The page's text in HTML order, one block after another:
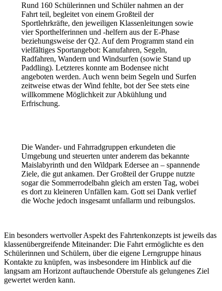
Rund 160 Schülerinnen und Schüler nahmen an der
Fahrt teil, begleitet von einem Großteil der
Sportlehrkräfte, den jeweiligen Klassenleitungen sowie
vier Sporthelferinnen und -helfern aus der E-Phase
beziehungsweise der Q2. Auf dem Programm stand ein
vielfältiges Sportangebot: Kanufahren, Segeln,
Radfahren, Wandern und Windsurfen (sowie Stand up
Paddling). Letzteres konnte am Bodensee nicht
angeboten werden. Auch wenn beim Segeln und Surfen
zeitweise etwas der Wind fehlte, bot der See stets eine
willkommene Möglichkeit zur Abkühlung und
Erfrischung.
Die Wander- und Fahrradgruppen erkundeten die
Umgebung und steuerten unter anderem das bekannte
Maislabyrinth und den Wildpark Edersee an – spannende
Ziele, die gut ankamen. Der Großteil der Gruppe nutzte
sogar die Sommerrodelbahn gleich am ersten Tag, wobei
es dort zu kleineren Unfällen kam. Gott sei Dank verlief
die Woche jedoch insgesamt unfallarm und reibungslos.
Ein besonders wertvoller Aspekt des Fahrtenkonzepts ist jeweils das
klassenübergreifende Miteinander: Die Fahrt ermöglichte es den
Schülerinnen und Schülern, über die eigene Lerngruppe hinaus
Kontakte zu knüpfen, was insbesondere im Hinblick auf die
langsam am Horizont auftauchende Oberstufe als gelungenes Ziel
gewertet werden kann.